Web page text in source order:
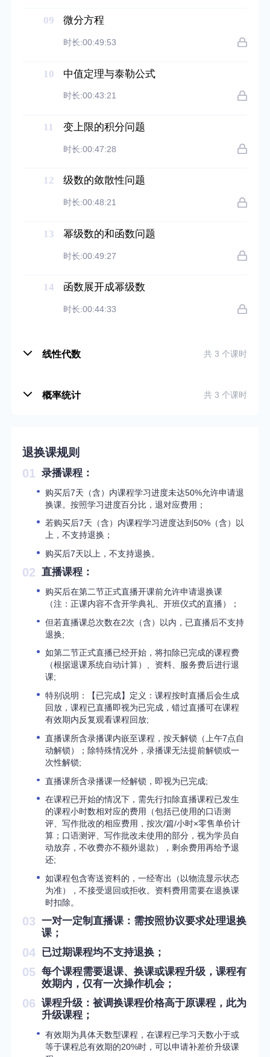
09 微分方程
时长:00:49:53
10 中值定理与泰勒公式
时长:00:43:21
11 变上限的积分问题
时长:00:47:28
12 级数的敛散性问题
时长:00:48:21
13 幂级数的和函数问题
时长:00:49:27
14 函数展开成幂级数
时长:00:44:33
线性代数 共 3 个课时
概率统计 共 3 个课时
退换课规则
01 录播课程：
购买后7天（含）内课程学习进度未达50%允许申请退
换课。按照学习进度百分比，退对应费用；
若购买后7天（含）内课程学习进度达到50%（含）以
上，不支持退换；
购买后7天以上，不支持退换。
02 直播课程：
购买后在第二节正式直播开课前允许申请退换课
（注：正课内容不含开学典礼、开班仪式的直播）；
但若直播课总次数在2次（含）以内，已直播后不支持
退换;
如第二节正式直播已经开始，将扣除已完成的课程费
（根据退课系统自动计算）、资料、服务费后进行退
课;
特别说明：【已完成】定义：课程按时直播后会生成
回放，课程已直播即视为已完成，错过直播可在课程
有效期内反复观看课程回放;
直播课所含录播课内嵌至课程，按天解锁（上午7点自
动解锁）；除特殊情况外，录播课无法提前解锁或一
次性解锁;
直播课所含录播课一经解锁，即视为已完成;
在课程已开始的情况下，需先行扣除直播课程已发生
的课程小时数相对应的费用（包括已使用的口语测
评、写作批改的相应费用，按次/篇/小时×零售单价计
算；口语测评、写作批改未使用的部分，视为学员自
动放弃，不收费亦不额外退款），剩余费用再给予退
还;
如课程包含寄送资料的，一经寄出（以物流显示状态
为准），不接受退回或拒收。资料费用需要在退换课
时扣除。
03 一对一定制直播课： 需按照协议要求处理退换
课；
04 已过期课程均不支持退换；
05 每个课程需要退课、换课或课程升级，课程有
效期内，仅有一次操作机会；
06 课程升级： 被调换课程价格高于原课程，此为
升级课程；
有效期为具体天数型课程，在课程已学习天数小于或
等于课程总有效期的20%时，可以申请补差价升级课